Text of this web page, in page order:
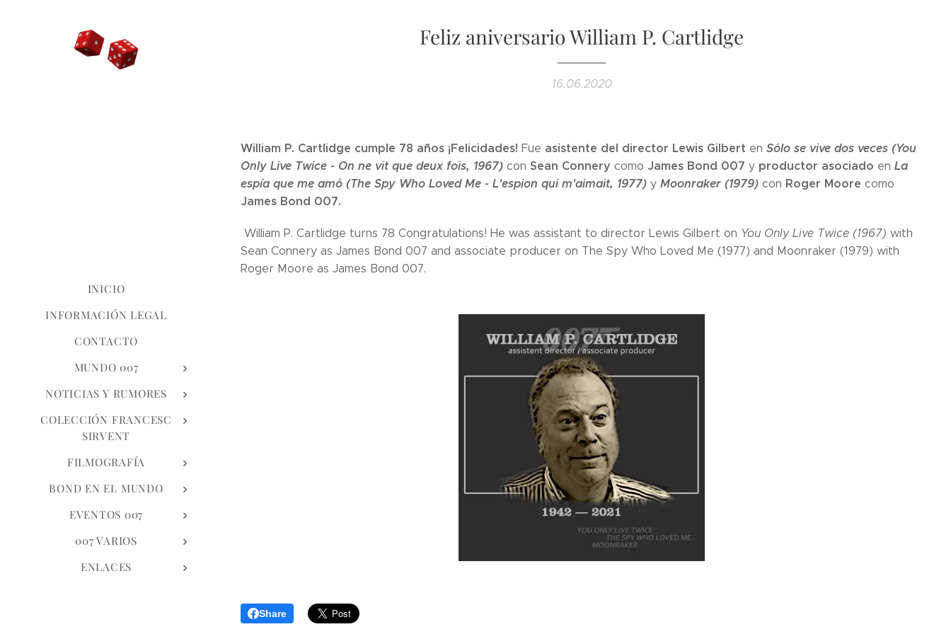
INICIO
INFORMACIÓN LEGAL
CONTACTO
MUNDO 007
NOTICIAS Y RUMORES
COLECCIÓN FRANCESC
SIRVENT
FILMOGRAFÍA
BOND EN EL MUNDO
EVENTOS 007
007 VARIOS
ENLACES
Feliz aniversario William P. Cartlidge
16.06.2020
William P. Cartlidge cumple 78 años ¡Felicidades! Fue asistente del director Lewis Gilbert en Sólo se vive dos veces (You
Only Live Twice - On ne vit que deux fois, 1967) con Sean Connery como James Bond 007 y productor asociado en La
espía que me amó (The Spy Who Loved Me - L'espion qui m'aimait, 1977) y Moonraker (1979) con Roger Moore como
James Bond 007.
William P. Cartlidge turns 78 Congratulations! He was assistant to director Lewis Gilbert on You Only Live Twice (1967) with
Sean Connery as James Bond 007 and associate producer on The Spy Who Loved Me (1977) and Moonraker (1979) with
Roger Moore as James Bond 007.
Share